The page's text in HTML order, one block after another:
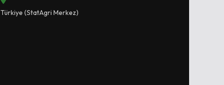
Türkiye (StatAgri Merkez)